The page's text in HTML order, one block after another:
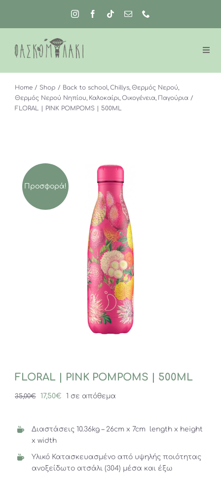
περιεχόμενο
Home Shop Back to school Chillys Θερμός Νερού
Θερμός Νερού Νηπίου Καλοκαίρι Οικογένεια Παγούρια
FLORAL | PINK POMPOMS | 500ML
Προσφορά!
FLORAL | PINK POMPOMS | 500ML
35,00€
Original
35,00€.
17,50€ Η
είναι:
1 σε απόθεμα
Διαστάσεις 10.36kg – 26cm x 7cm length x height
x width
Υλικό Κατασκευασμένο από υψηλής ποιότητας
ανοξείδωτο ατσάλι (304) μέσα και έξω